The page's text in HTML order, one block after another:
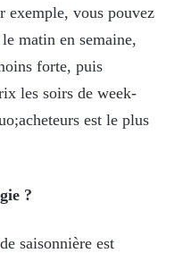
exemple, vous pouvez
matin en semaine,
forte, puis
les soirs de week-
est le plus
?
saisonnière est